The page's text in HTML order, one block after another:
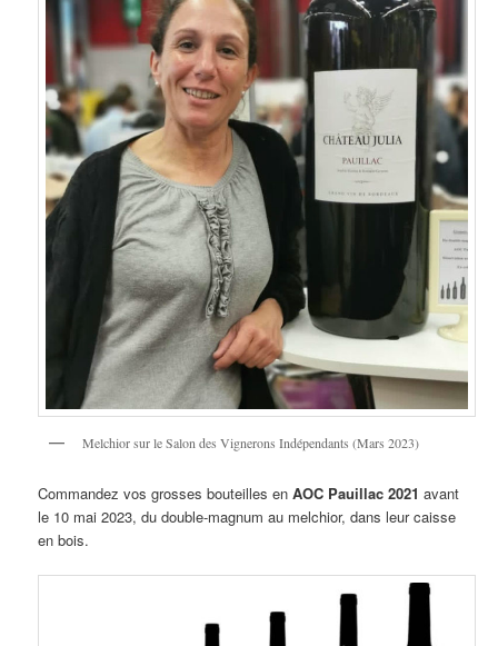
Melchior sur le Salon des Vignerons Indépendants (Mars 2023)
Commandez vos grosses bouteilles enAOC Pauillac 2021 avant
le 10 mai 2023, du double-magnum au melchior, dans leur caisse
en bois.